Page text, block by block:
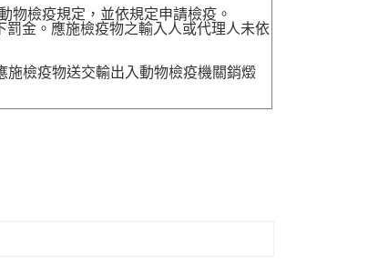
物檢疫規定，並依規定申請檢疫。
金。應施檢疫物之輸入人或代理人未依
檢疫物送交輸出入動物檢疫機關銷燬